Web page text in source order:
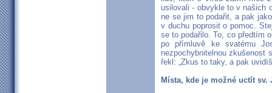
usilovali - obvykle to v našich
ne se jim to podařit, a pak
v duchu poprosit o pomoc.
se to podařilo. To, co předtím
po přímluvě ke svatému
nezpochybnitelnou zkušenost
řekl: „Zkus to taky, a pak
Místa, kde je možné uctít